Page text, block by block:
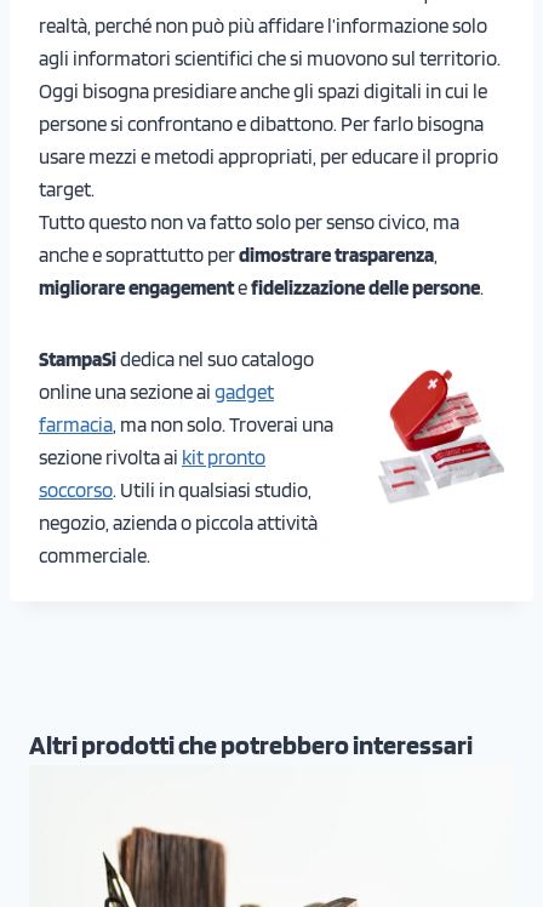
realtà, perché non può più affidare l’informazione solo
agli informatori scientifici che si muovono sul territorio.
Oggi bisogna presidiare anche gli spazi digitali in cui le
persone si confrontano e dibattono. Per farlo bisogna
usare mezzi e metodi appropriati, per educare il proprio
target.
Tutto questo non va fatto solo per senso civico, ma
anche e soprattutto perdimostrare trasparenza
migliorare engagementefidelizzazione delle persone.
StampaSidedica nel suo catalogo
online una sezione ai gadget
farmacia , ma non solo. Troverai una
sezione rivolta ai kit pronto
soccorso. Utili in qualsiasi studio,
negozio, azienda o piccola attività
commerciale.
Altri prodotti che potrebbero interessari